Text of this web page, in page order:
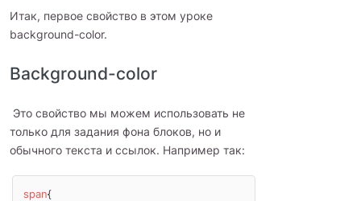
Итак, первое свойство в этом уроке
background-color.
Background-color
Это свойство мы можем использовать не
только для задания фона блоков, но и
обычного текста и ссылок. Например так:
span{